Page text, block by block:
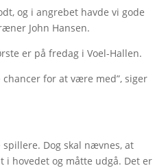
og i angrebet havde vi gode
John Hansen.
er på fredag i Voel-Hallen.
for at være med”, siger
Dog skal nævnes, at
i hovedet og måtte udgå. Det er